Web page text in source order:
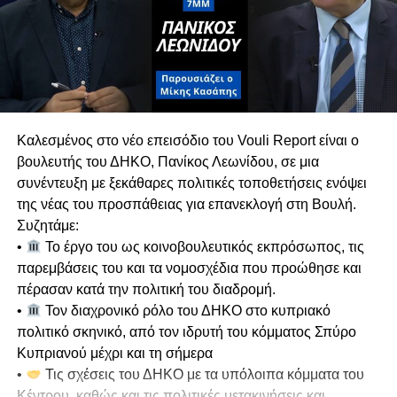
Σε ερώτηση για μετεκλογικές συνεργασίες, ο Γ.Γ.
του ΑΚΕΛ αποκλείει κατηγορηματικά το ΕΛΑΜ,
τονίζοντας ότι πρόκειται για ακροδεξιό κόμμα
με το οποίο υπάρχει βαθύ πολιτικό και
ιδεολογικό χάσμα.
Ομοσπονδία
Αναλύει τις διαχρονικές θέσεις του ΑΚΕΛ στο
Κυπριακό, επαναβεβαιώνοντας τη στήριξη στη
Διζωνική Δικοινοτική Ομοσπονδία. Ασκεί έντονη
κριτική σε όσους απορρίπτουν την
ομοσπονδιακή λύση χωρίς να καταθέτουν
ρεαλιστική εναλλακτική.
Υπογραμμίζει ότι η συνέχιση της τουρκικής
κατοχής και οι απειλές της Άγκυρας
επηρεάζουν καθοριστικά τη γεωπολιτική
προοπτική της χώρας. Όπως επισημαίνει, χωρίς
λύση στο Κυπριακό, ο τουρκικός παράγοντας θα
Καλεσμένος στο νέο επεισόδιο του Vouli Report είναι ο
βουλευτής του ΔΗΚΟ, Πανίκος Λεωνίδου, σε μια
συνέντευξη με ξεκάθαρες πολιτικές τοποθετήσεις ενόψει
της νέας του προσπάθειας για επανεκλογή στη Βουλή.
Συζητάμε:
•
Το έργο του ως κοινοβουλευτικός εκπρόσωπος, τις
παρεμβάσεις του και τα νομοσχέδια που προώθησε και
πέρασαν κατά την πολιτική του διαδρομή.
•
Τον διαχρονικό ρόλο του ΔΗΚΟ στο κυπριακό
πολιτικό σκηνικό, από τον ιδρυτή του κόμματος Σπύρο
Κυπριανού μέχρι και τη σήμερα
•
Τις σχέσεις του ΔΗΚΟ με τα υπόλοιπα κόμματα του